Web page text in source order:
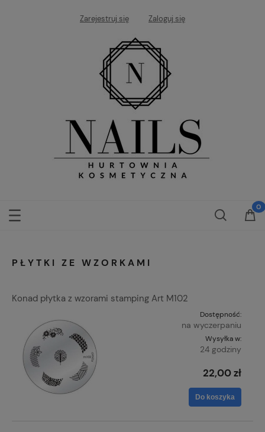
Zarejestruj się Zaloguj się
PŁYTKI ZE WZORKAMI
Konad płytka z wzorami stamping Art M102
Dostępność:
na wyczerpaniu
Wysyłka w:
24 godziny
22,00 zł
Do koszyka